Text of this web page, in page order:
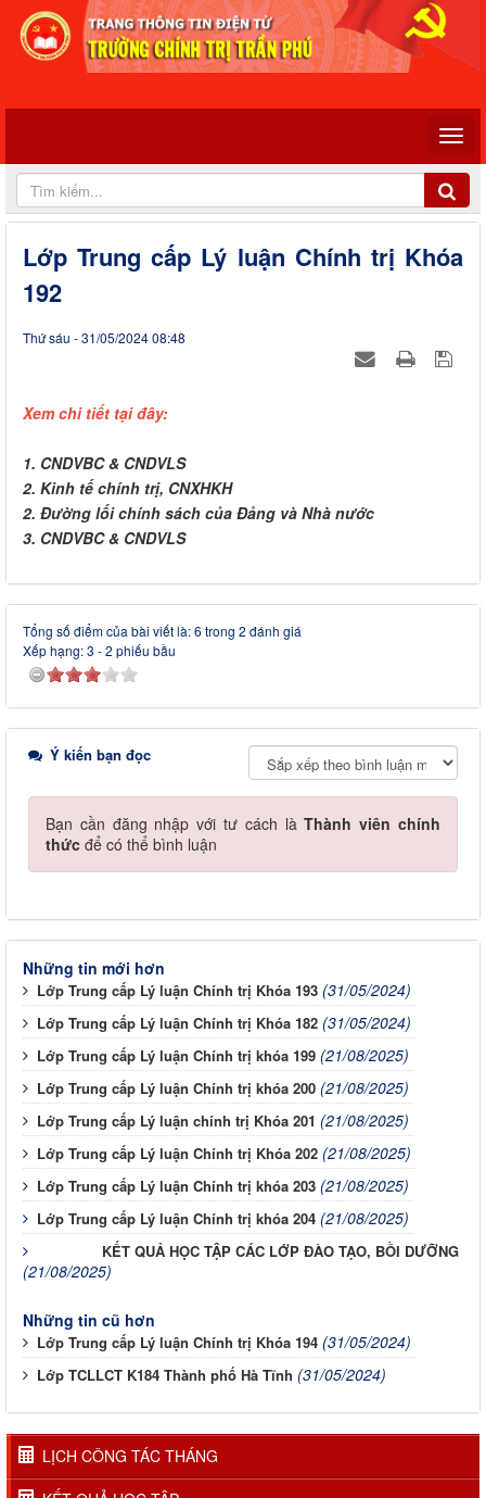
Lớp Trung cấp Lý luận Chính trị Khóa
192
Thứ sáu - 31/05/2024 08:48
Xem chi tiết tại đây:
1. CNDVBC & CNDVLS
2. Kinh tế chính trị, CNXHKH
2. Đường lối chính sách của Đảng và Nhà nước
3. CNDVBC & CNDVLS
Tổng số điểm của bài viết là: 6 trong 2 đánh giá
Xếp hạng:3 -2 phiếu bầu
Ý kiến bạn đọc
Bạn cần đăng nhập với tư cách làThành viên chính
thức để có thể bình luận
Những tin mới hơn
Lớp Trung cấp Lý luận Chính trị Khóa 193 (31/05/2024)
Lớp Trung cấp Lý luận Chính trị Khóa 182 (31/05/2024)
Lớp Trung cấp Lý luận Chính trị khóa 199 (21/08/2025)
Lớp Trung cấp Lý luận Chính trị khóa 200 (21/08/2025)
Lớp Trung cấp Lý luận chính trị Khóa 201 (21/08/2025)
Lớp Trung cấp Lý luận Chính trị Khóa 202 (21/08/2025)
Lớp Trung cấp Lý luận Chính trị khóa 203 (21/08/2025)
Lớp Trung cấp Lý luận Chính trị khóa 204 (21/08/2025)
KẾT QUẢ HỌC TẬP CÁC LỚP ĐÀO TẠO, BỒI DƯỠNG
(21/08/2025)
Những tin cũ hơn
Lớp Trung cấp Lý luận Chính trị Khóa 194 (31/05/2024)
Lớp TCLLCT K184 Thành phố Hà Tĩnh (31/05/2024)
LỊCH CÔNG TÁC THÁNG